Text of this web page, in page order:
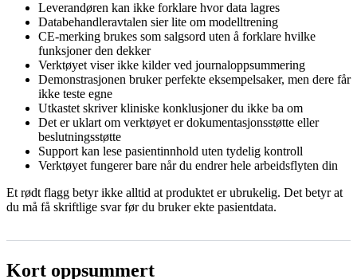
Leverandøren kan ikke forklare hvor data lagres
Databehandleravtalen sier lite om modelltrening
CE-merking brukes som salgsord uten å forklare hvilke
funksjoner den dekker
Verktøyet viser ikke kilder ved journaloppsummering
Demonstrasjonen bruker perfekte eksempelsaker, men dere får
ikke teste egne
Utkastet skriver kliniske konklusjoner du ikke ba om
Det er uklart om verktøyet er dokumentasjonsstøtte eller
beslutningsstøtte
Support kan lese pasientinnhold uten tydelig kontroll
Verktøyet fungerer bare når du endrer hele arbeidsflyten din
Et rødt flagg betyr ikke alltid at produktet er ubrukelig. Det betyr at
du må få skriftlige svar før du bruker ekte pasientdata.
Kort oppsummert